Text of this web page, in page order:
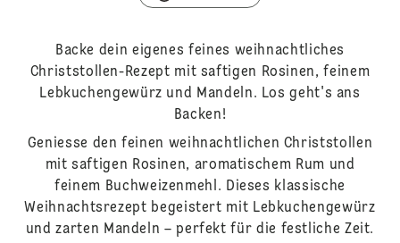
Backe dein eigenes feines weihnachtliches
Christstollen-Rezept mit saftigen Rosinen, feinem
Lebkuchengewürz und Mandeln. Los geht's ans
Backen!
Geniesse den feinen weihnachtlichen Christstollen
mit saftigen Rosinen, aromatischem Rum und
feinem Buchweizenmehl. Dieses klassische
Weihnachtsrezept begeistert mit Lebkuchengewürz
und zarten Mandeln – perfekt für die festliche Zeit.